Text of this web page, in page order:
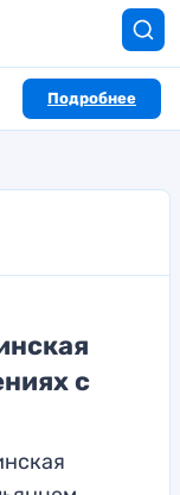
Подробнее
с